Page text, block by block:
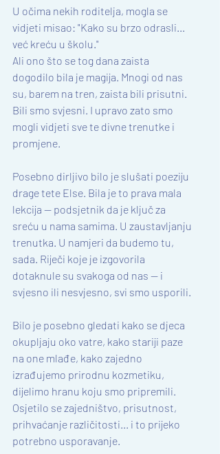
U očima nekih roditelja, mogla se
vidjeti misao: "Kako su brzo odrasli...
već kreću u školu."
Ali ono što se tog dana zaista
dogodilo bila je magija. Mnogi od nas
su, barem na tren, zaista bili prisutni.
Bili smo svjesni. I upravo zato smo
mogli vidjeti sve te divne trenutke i
promjene.
Posebno dirljivo bilo je slušati poeziju
drage tete Else. Bila je to prava mala
lekcija — podsjetnik da je ključ za
sreću u nama samima. U zaustavljanju
trenutka. U namjeri da budemo tu,
sada. Riječi koje je izgovorila
dotaknule su svakoga od nas — i
svjesno ili nesvjesno, svi smo usporili.
Bilo je posebno gledati kako se djeca
okupljaju oko vatre, kako stariji paze
na one mlađe, kako zajedno
izrađujemo prirodnu kozmetiku,
dijelimo hranu koju smo pripremili.
Osjetilo se zajedništvo, prisutnost,
prihvaćanje različitosti... i to prijeko
potrebno usporavanje.